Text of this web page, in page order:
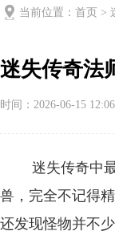
当前位置： 首页 >
迷失传奇法
时间：2026-06-15
迷失传奇中最
兽，完全不记得
还发现怪物并不